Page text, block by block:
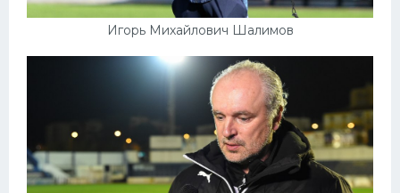
Игорь Михайлович Шалимов